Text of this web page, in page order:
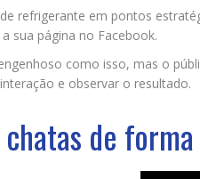
refrigerante em pontos
sua página no Facebook.
como isso, mas o
e observar o resultado.
de